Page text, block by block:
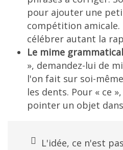
pour ajouter une
compétition
célébrer autant la
Le mime
», demandez-lui de
l'on fait sur soi-
les dents. Pour « ce
pointer un objet
L'idée, ce n'est